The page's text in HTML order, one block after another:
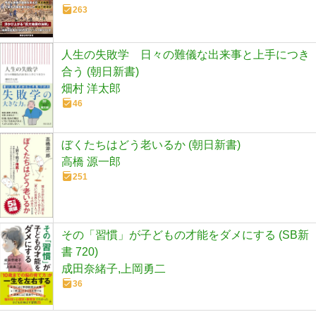
263
人生の失敗学 日々の難儀な出来事と上手につき
合う (朝日新書)
畑村 洋太郎
46
ぼくたちはどう老いるか (朝日新書)
高橋 源一郎
251
その「習慣」が子どもの才能をダメにする (SB新
書 720)
成田奈緒子,上岡勇二
36